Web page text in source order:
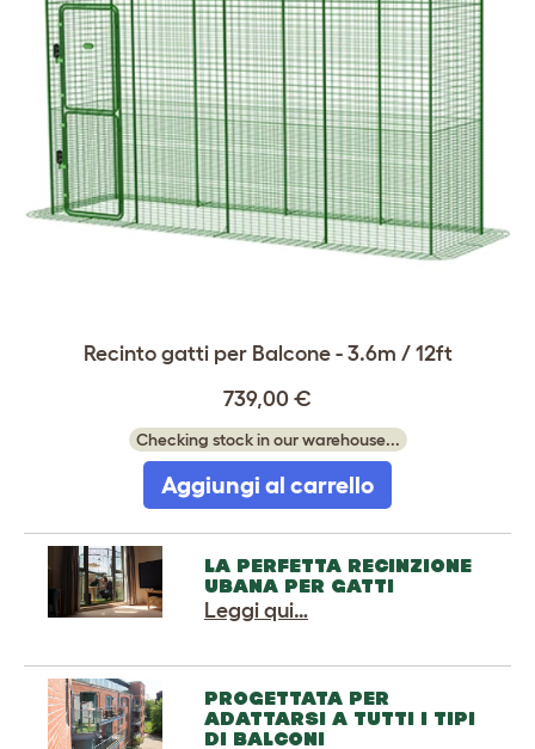
Recinto gatti per Balcone - 3.6m / 12ft
739,00 €
Checking stock in our warehouse...
Aggiungi al carrello
LA PERFETTA RECINZIONE
UBANA PER GATTI
Leggi qui…
PROGETTATA PER
ADATTARSI A TUTTI I TIPI
DI BALCONI